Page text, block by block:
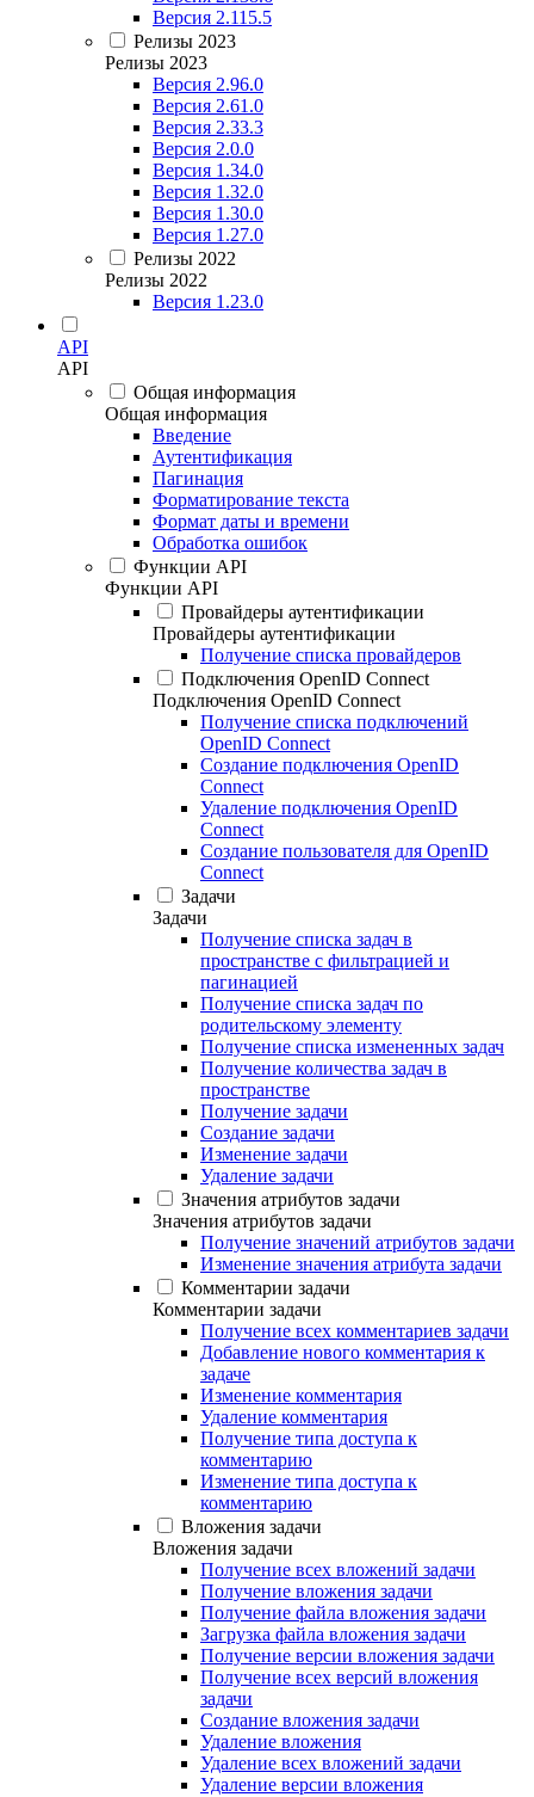
Версия 2.115.5
Релизы 2023
Релизы 2023
Версия 2.96.0
Версия 2.61.0
Версия 2.33.3
Версия 2.0.0
Версия 1.34.0
Версия 1.32.0
Версия 1.30.0
Версия 1.27.0
Релизы 2022
Релизы 2022
Версия 1.23.0
API
API
Общая информация
Общая информация
Введение
Аутентификация
Пагинация
Форматирование текста
Формат даты и времени
Обработка ошибок
Функции API
Функции API
Провайдеры аутентификации
Провайдеры аутентификации
Получение списка провайдеров
Подключения OpenID Connect
Подключения OpenID Connect
Получение списка подключений
OpenID Connect
Создание подключения OpenID
Connect
Удаление подключения OpenID
Connect
Создание пользователя для OpenID
Connect
Задачи
Задачи
Получение списка задач в
пространстве с фильтрацией и
пагинацией
Получение списка задач по
родительскому элементу
Получение списка измененных задач
Получение количества задач в
пространстве
Получение задачи
Создание задачи
Изменение задачи
Удаление задачи
Значения атрибутов задачи
Значения атрибутов задачи
Получение значений атрибутов задачи
Изменение значения атрибута задачи
Комментарии задачи
Комментарии задачи
Получение всех комментариев задачи
Добавление нового комментария к
задаче
Изменение комментария
Удаление комментария
Получение типа доступа к
комментарию
Изменение типа доступа к
комментарию
Вложения задачи
Вложения задачи
Получение всех вложений задачи
Получение вложения задачи
Получение файла вложения задачи
Загрузка файла вложения задачи
Получение версии вложения задачи
Получение всех версий вложения
задачи
Создание вложения задачи
Удаление вложения
Удаление всех вложений задачи
Удаление версии вложения